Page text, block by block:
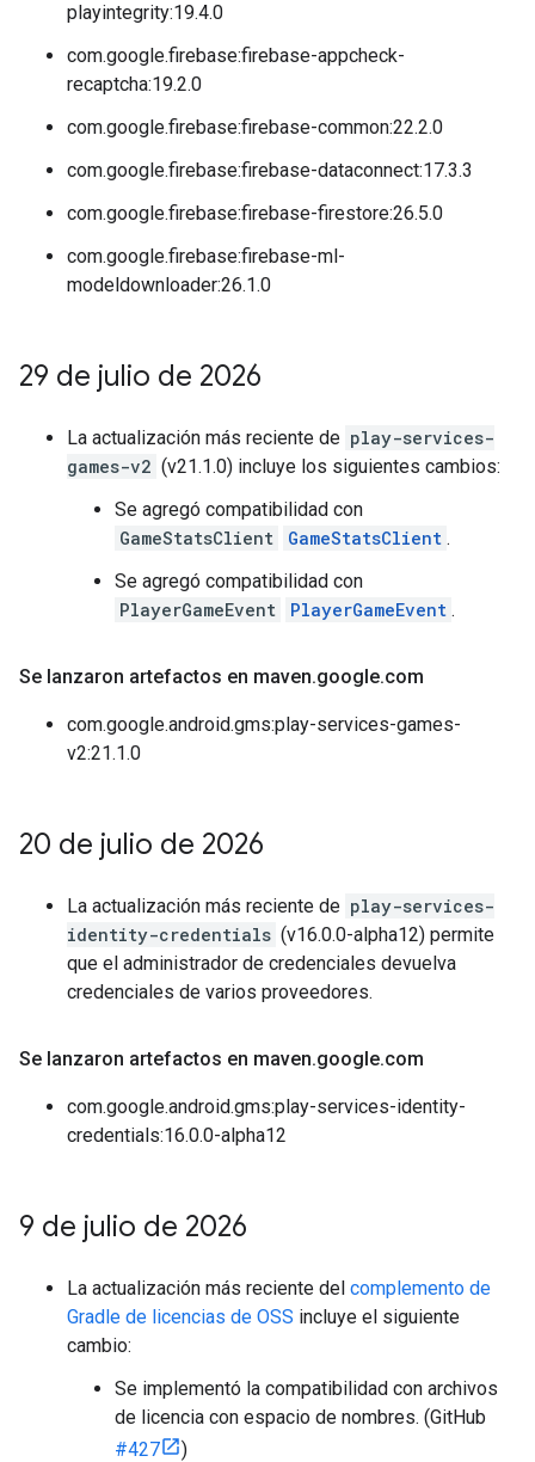
playintegrity:19.4.0
com.google.firebase:firebase-appcheck-
recaptcha:19.2.0
com.google.firebase:firebase-common:22.2.0
com.google.firebase:firebase-dataconnect:17.3.3
com.google.firebase:firebase-firestore:26.5.0
com.google.firebase:firebase-ml-
modeldownloader:26.1.0
29 de julio de 2026
La actualización más reciente de play-services-
games-v2 (v21.1.0) incluye los siguientes cambios:
Se agregó compatibilidad con
GameStatsClient
GameStatsClient .
Se agregó compatibilidad con
PlayerGameEvent
PlayerGameEvent .
Se lanzaron artefactos en maven.google.com
com.google.android.gms:play-services-games-
v2:21.1.0
20 de julio de 2026
La actualización más reciente de play-services-
identity-credentials (v16.0.0-alpha12) permite
que el administrador de credenciales devuelva
credenciales de varios proveedores.
Se lanzaron artefactos en maven.google.com
com.google.android.gms:play-services-identity-
credentials:16.0.0-alpha12
9 de julio de 2026
La actualización más reciente del complemento de
Gradle de licencias de OSS incluye el siguiente
cambio:
Se implementó la compatibilidad con archivos
de licencia con espacio de nombres. (GitHub
#427
)